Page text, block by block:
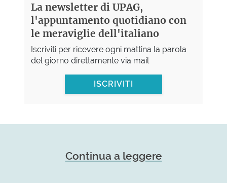
La newsletter di UPAG,
l'appuntamento quotidiano con
le meraviglie dell'italiano
Iscriviti per ricevere ogni mattina la parola
del giorno direttamente via mail
ISCRIVITI
Continua a leggere